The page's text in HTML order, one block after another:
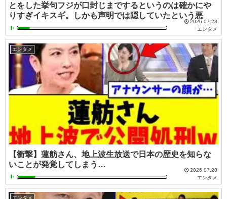
とをした挙句フジが口封じまでするというのは確かにや
りすぎイキスギ。しかも声明では隠していたという悪
2026.07.23
エンタメ
エンタメ
【衝撃】蓮舫さん、地上波生放送で日本の歴史を知らな
いことが発覚してしまう…
2026.07.20
エンタメ
エンタメ